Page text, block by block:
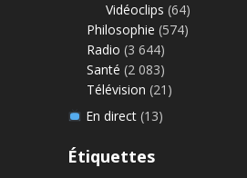
Vidéoclips (64)
Philosophie (574)
Radio (3 644)
Santé (2 083)
Télévision (21)
En direct(13)
Étiquettes